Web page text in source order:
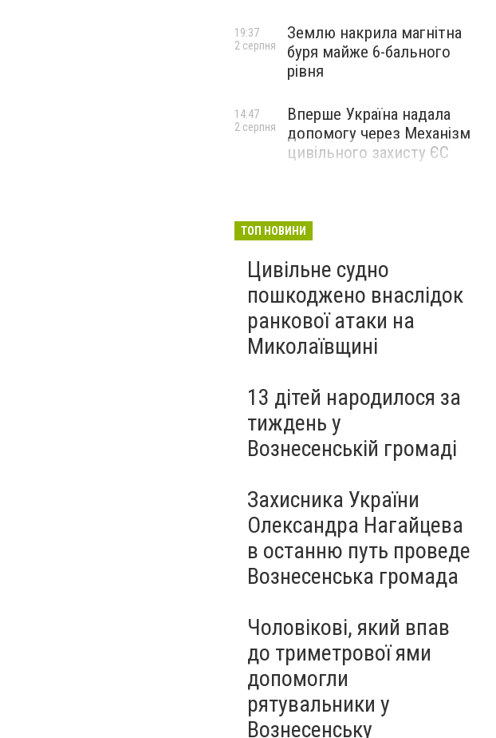
Землю накрила магнітна
буря майже 6-бального
рівня
19:37
2 серпня
Вперше Україна надала
допомогу через Механізм
цивільного захисту ЄС
14:47
2 серпня
ТОП НОВИНИ
Цивільне судно
пошкоджено внаслідок
ранкової атаки на
Миколаївщині
13 дітей народилося за
тиждень у
Вознесенській громаді
Захисника України
Олександра Нагайцева
в останню путь проведе
Вознесенська громада
Чоловікові, який впав
до триметрової ями
допомогли
рятувальники у
Вознесенську